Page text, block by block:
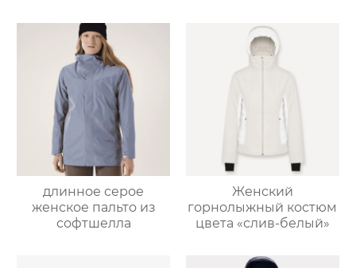
длинное серое
женское пальто из
софтшелла
Женский
горнолыжный костюм
цвета «слив-белый»